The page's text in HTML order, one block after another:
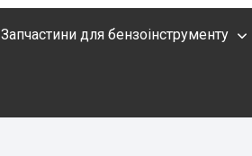
Запчастини для бензоінструменту